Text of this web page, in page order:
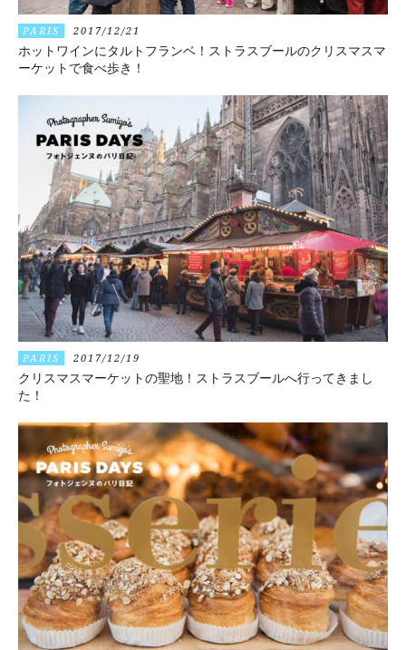
PARIS 2017/12/21
ホットワインにタルトフランベ！ストラスブールのクリスマスマ
ーケットで食べ歩き！
PARIS 2017/12/19
クリスマスマーケットの聖地！ストラスブールへ行ってきまし
た！